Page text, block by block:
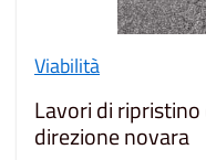
Viabilità
Lavori di
direzione novara